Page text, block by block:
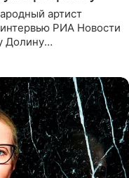
артист
РИА Новости
Долину